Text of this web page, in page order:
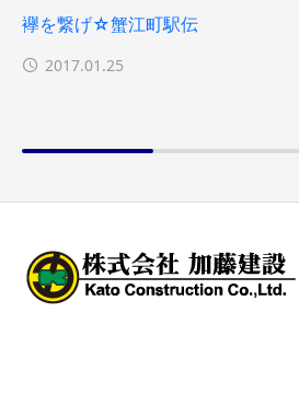
襷を繋げ☆蟹江町駅伝
2017.01.25